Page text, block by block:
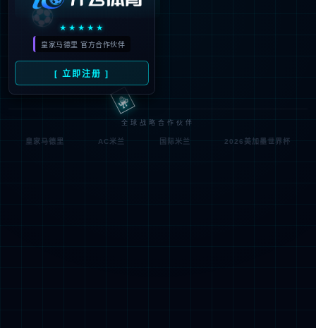
可能原因：网址有错误 >请检查地址是否完整或存在多余字
符;
网址已失效 >可能页面已删除，活动已下线等
返回首页